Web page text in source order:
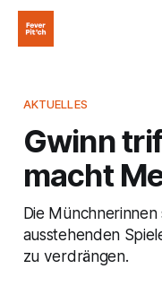
AKTUELLES
Gwinn
macht
Die
ausstehenden
zu verdrängen.